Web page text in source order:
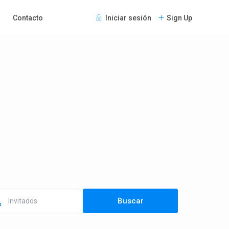
Contacto Iniciar sesión Sign Up